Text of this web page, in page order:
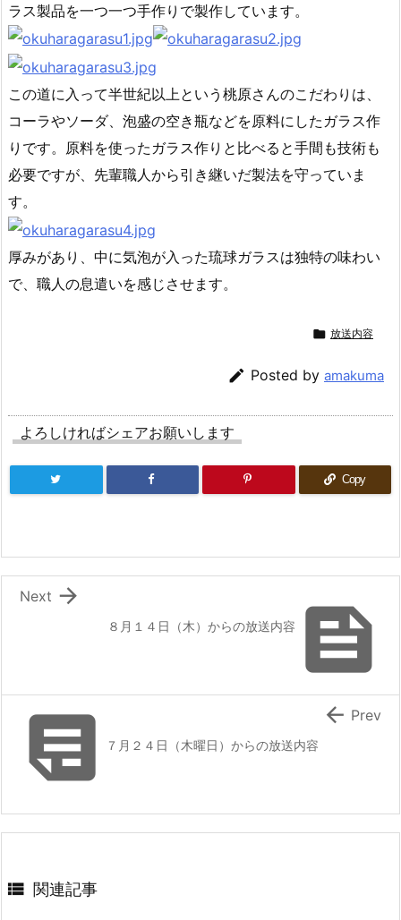
ラス製品を一つ一つ手作りで製作しています。
この道に入って半世紀以上という桃原さんのこだわりは、
コーラやソーダ、泡盛の空き瓶などを原料にしたガラス作
りです。原料を使ったガラス作りと比べると手間も技術も
必要ですが、先輩職人から引き継いだ製法を守っていま
す。
厚みがあり、中に気泡が入った琉球ガラスは独特の味わい
で、職人の息遣いを感じさせます。
 放送内容
 Posted by amakuma
よろしければシェアお願いします
Copy

８月１４日（木）からの放送内容

Next
 ７月２４日（木曜日）からの放送内容
 Prev
 関連記事